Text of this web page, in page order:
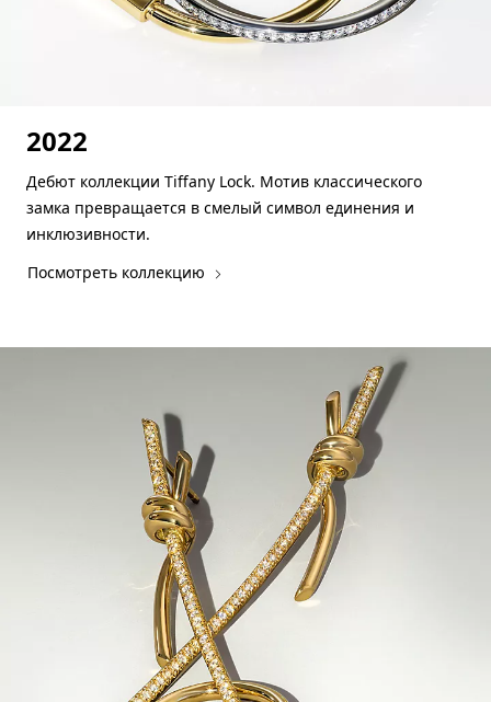
2022
Дебют коллекции Tiffany Lock. Мотив классического
замка превращается в смелый символ единения и
инклюзивности.
Посмотреть коллекцию